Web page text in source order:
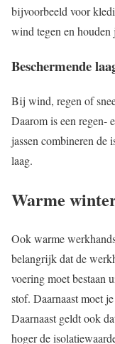
bijvoorbeeld voor
wind tegen en houden
Beschermende
Bij wind, regen of
Daarom is een regen-
jassen combineren de
laag.
Warme
Ook warme
belangrijk dat de
voering moet bestaan
stof. Daarnaast moet
Daarnaast geldt ook
hoger de